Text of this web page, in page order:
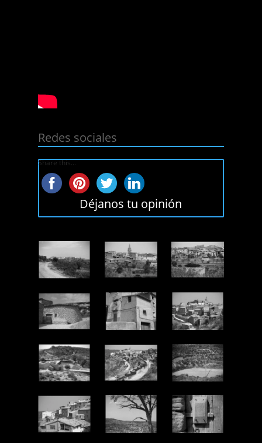
Redes sociales
Share this...
Déjanos tu opinión